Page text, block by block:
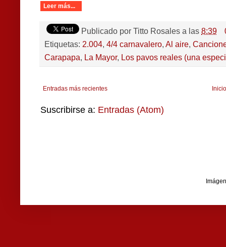
Leer más...
Publicado por Titto Rosales a las 8:39
Etiquetas: 2.004, 4/4 carnavalero, Al aire,
Carapapa, La Mayor, Los pavos reales (una
Entradas más recientes Inicio
Suscribirse a: Entradas (Atom)